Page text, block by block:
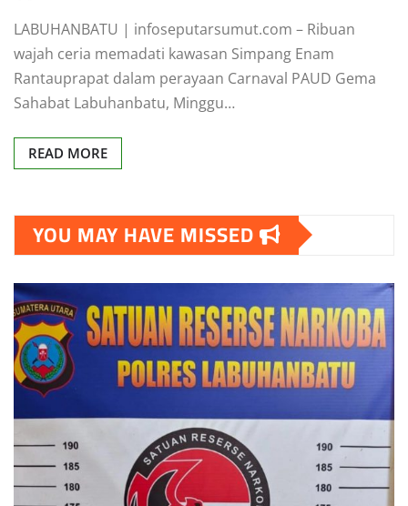
LABUHANBATU | infoseputarsumut.com – Ribuan
wajah ceria memadati kawasan Simpang Enam
Rantauprapat dalam perayaan Carnaval PAUD Gema
Sahabat Labuhanbatu, Minggu…
READ MORE
YOU MAY HAVE MISSED